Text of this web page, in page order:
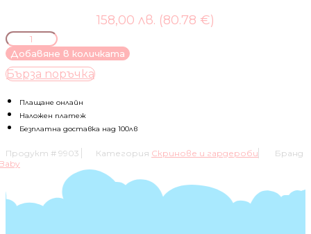
158,00 лв. (80.78 €)
количество
за
Скрин
Gucio
Сив
Добавяне в количката
Бърза поръчка
Плащане онлайн
Наложен платеж
Безплатна доставка над 100лв
Продукт # 9903 Категория Скринове и гардероби
Бранд